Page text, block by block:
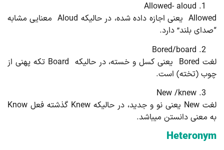
Allowed- aloud
Allowed یعنی اجازه داده شده، در حالیکه Aloud معنایی مشابه
بلند” دارد.
Bored/board
لغت Bored یعنی کسل و خسته، در حالیکه Board تکه پهنی از
(تخته) است.
New /knew
لغت New یعنی نو و جدید، در حالیکه Knew گذشته فعل Know
معنی دانستن می­باشد.